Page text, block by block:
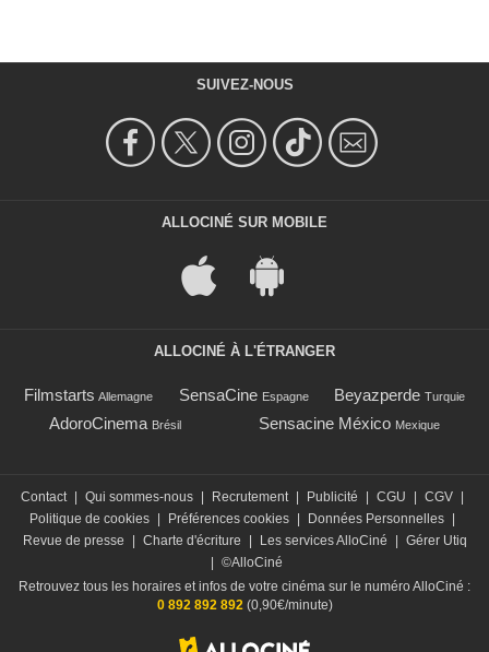
SUIVEZ-NOUS
ALLOCINÉ SUR MOBILE
ALLOCINÉ À L'ÉTRANGER
Filmstarts Allemagne SensaCine Espagne Beyazperde Turquie
AdoroCinema Brésil Sensacine México Mexique
Contact | Qui sommes-nous | Recrutement | Publicité | CGU | CGV |
Politique de cookies | Préférences cookies | Données Personnelles |
Revue de presse
| Charte d'écriture | Les services AlloCiné | Gérer Utiq
| ©AlloCiné
Retrouvez tous les horaires et infos de votre cinéma sur le numéro AlloCiné :
0 892 892 892(0,90€/minute)